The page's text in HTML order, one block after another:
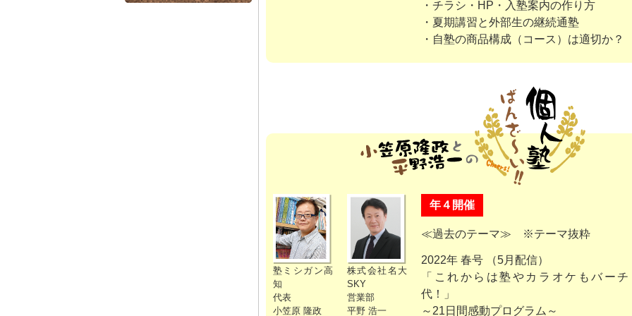
・チラシ・HP・入塾案内の作り方
・夏期講習と外部生の継続通塾
・自塾の商品構成（コース）は適切か？
塾ミシガン高
知
代表
小笠原 隆政
株式会社名大
SKY
営業部
平野 浩一
年４開催
≪過去のテーマ≫ ※テーマ抜粋
2022年 春号 （5月配信）
「これからは塾やカラオケもバー
代！」
～21日間感動プログラム～